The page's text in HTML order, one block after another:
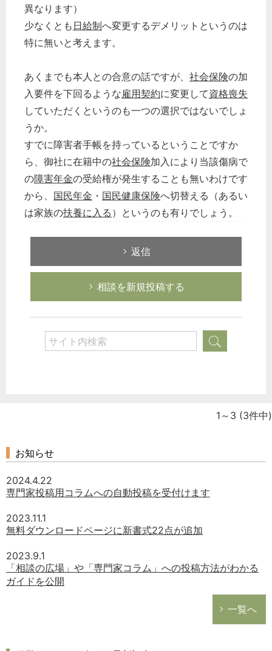
異なります）
少なくとも 日給制へ変更するデメリットというのは
特に無いと考えます。
あくまでも本人との合意の話ですが、 社会保険の加
入要件を下回るような雇用契約に変更して資格喪失
していただくというのも一つの選択ではないでしょ
うか。
すでに障害者手帳を持っているということですか
ら、御社に在籍中の社会保険加入により当該傷病で
の障害年金の受給権が発生することも無いわけです
から、 国民年金 ・ 国民健康保険へ切替える（あるい
は家族の扶養に入る ）というのも有りでしょう。
返信
相談を新規投稿する
総務の給湯室
秘書のノウハウ
1～3 (3件中)
お知らせ
2024.4.22
専門家投稿用コラムへの自動投稿を受付けます
2023.11.1
無料ダウンロードページに新書式22点が追加
2023.9.1
「相談の広場」や「専門家コラム」への投稿方法がわかる
ガイドを公開
一覧へ